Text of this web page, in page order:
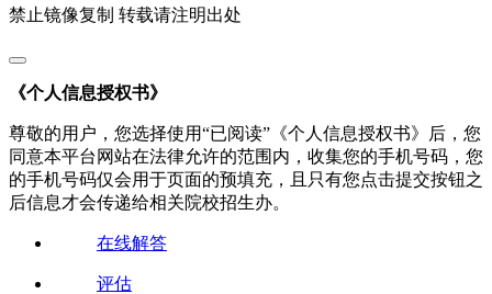
禁止镜像复制 转载请注明出处
《个人信息授权书》
尊敬的用户，您选择使用“已阅读”《个人信息授权书》后，您
同意本平台网站在法律允许的范围内，收集您的手机号码，您
的手机号码仅会用于页面的预填充，且只有您点击提交按钮之
后信息才会传递给相关院校招生办。
在线解答
评估